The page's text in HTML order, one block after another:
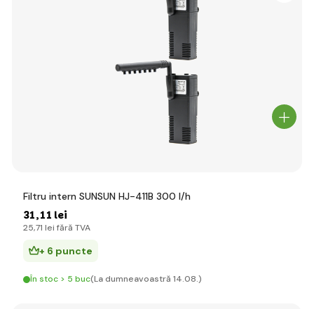
Filtru intern SUNSUN HJ-411B 300 l/h
31,11 lei
25,71 lei fără TVA
+ 6 puncte
În stoc > 5 buc(La dumneavoastră 14.08.)